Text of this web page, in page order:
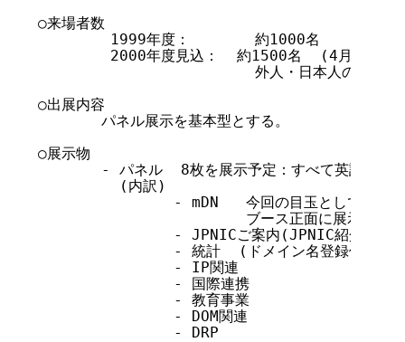
○来場者数
2000年度見込：  約1500名  (4月11日現
○出展内容
       パネル展示を基本型とする。
○展示物
- パネル  8枚を展示予定：すべて英語パネ
         (内訳)
- mDN   今回の目玉として他のパ
                       ブース正面に展示予定。
               - JPNICご案内(JPNIC紹介)
- 統計  (ドメイン名登
               - IP関連
               - 国際連携
               - 教育事業
               - DOM関連
               - DRP